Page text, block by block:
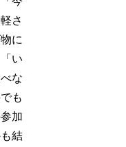
さ
に
い
な
も
加
結